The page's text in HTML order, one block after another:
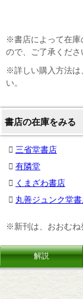
※書店によって在庫
ので、ご了承くださ
※詳しい購入方法は
い。
書店の在庫をみる
三省堂書店
有隣堂
くまざわ書店
丸善ジュンク堂
※新刊は、おおむね
解説